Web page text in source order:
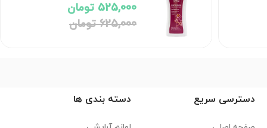
525,000 تومان
625,000 تومان
دسترسی سریع دسته بندی ها